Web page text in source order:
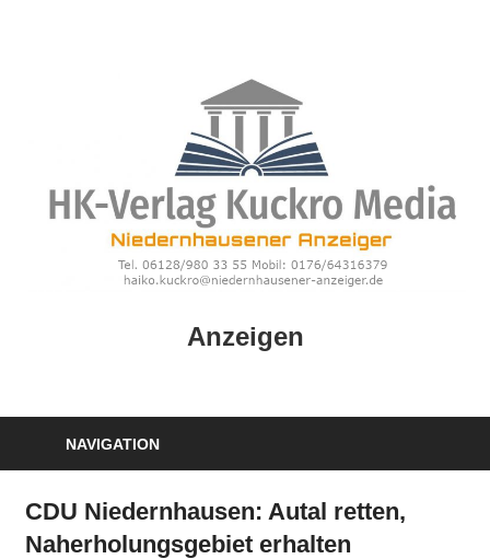
Anzeigen
NAVIGATION
CDU Niedernhausen: Autal retten,
Naherholungsgebiet erhalten